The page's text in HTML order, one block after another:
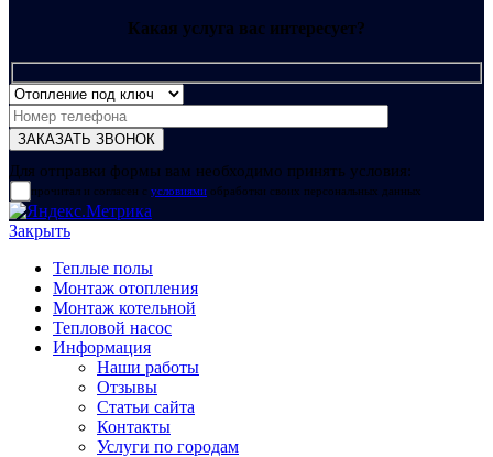
Какая услуга вас интересует?
Для отправки формы вам необходимо принять условия:
прочитал и согласен с условиями обработки своих персональных данных
Закрыть
Теплые полы
Монтаж отопления
Монтаж котельной
Тепловой насос
Информация
Наши работы
Отзывы
Статьи сайта
Контакты
Услуги по городам